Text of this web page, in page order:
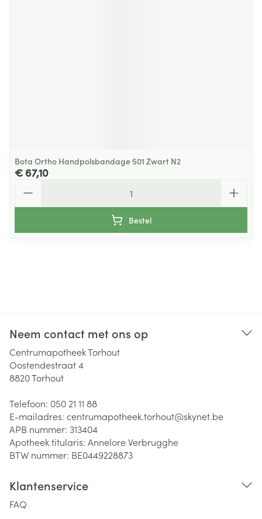
Bota Ortho Handpolsbandage 501 Zwart N2
€ 67,10
Bestel
Neem contact met ons op
Centrumapotheek Torhout
Oostendestraat 4
8820Torhout
Telefoon: 050 21 11 88
E-mailadres: centrumapotheek.torhout@skynet.be
APB nummer: 313404
Apotheek titularis: Annelore Verbrugghe
BTW nummer: BE0449228873
Klantenservice
FAQ